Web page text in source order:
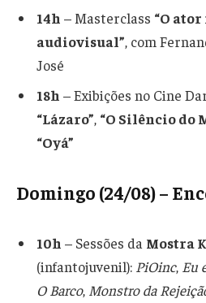
14h – Masterclass “O
audiovisual”, com
José
18h – Exibições no Cine
“Lázaro”, “O Silêncio do
“Oyá”
Domingo (24/08) –
10h – Sessões da Mostra
(infantojuvenil): PiOinc, Eu
O Barco, Monstro da